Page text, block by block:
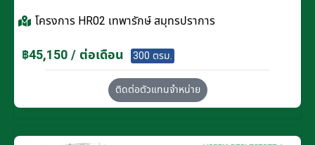
โครงการ HR02 เทพารักษ์ สมุทรปราการ
฿45,150 / ต่อเดือน 300 ตรม.
ติดต่อตัวแทนจำหน่าย